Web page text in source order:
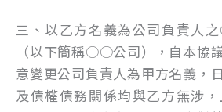
三、以乙方名義為公司負責人
（以下簡稱○○公司），自本協
意變更公司負責人為甲方名義
及債權債務關係均與乙方無涉